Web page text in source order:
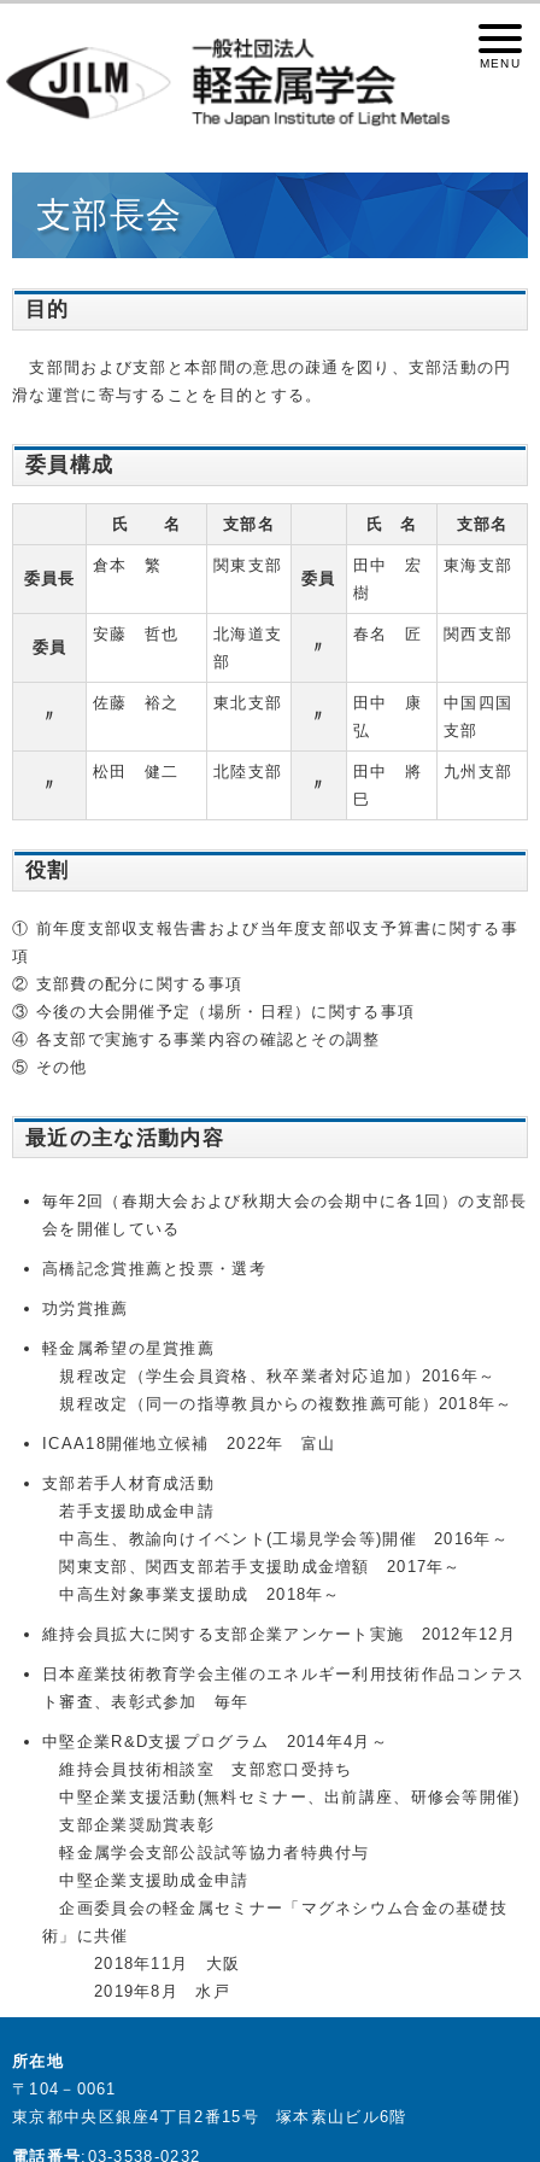
支部長会
目的
支部間および支部と本部間の意思の疎通を図り、支部活動の円
滑な運営に寄与することを目的とする。
委員構成
氏 名 支部名 氏 名 支部名
委員長
倉本 繁 関東支部
委員
田中 宏
樹
東海支部
委員
安藤 哲也
北海道支
部
〃
春名 匠 関西支部
〃
佐藤 裕之 東北支部
〃
田中 康
弘
中国四国
支部
〃
松田 健二 北陸支部
〃
田中 將
巳
九州支部
役割
① 前年度支部収支報告書および当年度支部収支予算書に関する事
項
② 支部費の配分に関する事項
③ 今後の大会開催予定（場所・日程）に関する事項
④ 各支部で実施する事業内容の確認とその調整
⑤ その他
最近の主な活動内容
毎年2回（春期大会および秋期大会の会期中に各1回）の支部長
会を開催している
高橋記念賞推薦と投票・選考
功労賞推薦
軽金属希望の星賞推薦
規程改定（学生会員資格、秋卒業者対応追加）2016年～
規程改定（同一の指導教員からの複数推薦可能）2018年～
ICAA18開催地立候補 2022年 富山
支部若手人材育成活動
若手支援助成金申請
中高生、教諭向けイベント(工場見学会等)開催 2016年～
関東支部、関西支部若手支援助成金増額 2017年～
中高生対象事業支援助成 2018年～
維持会員拡大に関する支部企業アンケート実施 2012年12月
日本産業技術教育学会主催のエネルギー利用技術作品コンテス
ト審査、表彰式参加 毎年
中堅企業R&D支援プログラム 2014年4月～
維持会員技術相談室 支部窓口受持ち
中堅企業支援活動(無料セミナー、出前講座、研修会等開催)
支部企業奨励賞表彰
軽金属学会支部公設試等協力者特典付与
中堅企業支援助成金申請
企画委員会の軽金属セミナー「マグネシウム合金の基礎技
術」に共催
2018年11月 大阪
2019年8月 水戸
所在地
〒104－0061
東京都中央区銀座4丁目2番15号 塚本素山ビル6階
電話番号:03-3538-0232